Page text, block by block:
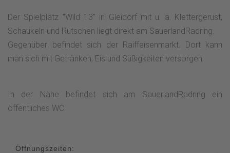
Der Spielplatz "Wild 13" in Gleidorf mit u. a. Klettergerüst,
Schaukeln und Rutschen liegt direkt am SauerlandRadring.
Gegenüber befindet sich der Raiffeisenmarkt. Dort kann
man sich mit Getränken, Eis und Süßigkeiten versorgen.
In der Nähe befindet sich am SauerlandRadring ein
öffentliches WC.
Öffnungszeiten: